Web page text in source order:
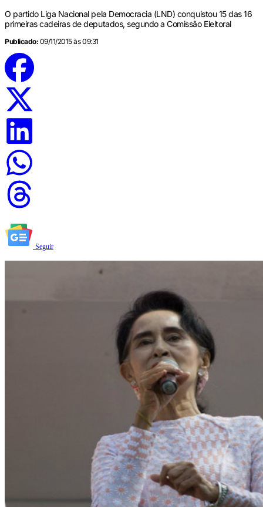
O partido Liga Nacional pela Democracia (LND) conquistou 15 das 16
primeiras cadeiras de deputados, segundo a Comissão Eleitoral
Publicado: 09/11/2015 às 09:31
Seguir